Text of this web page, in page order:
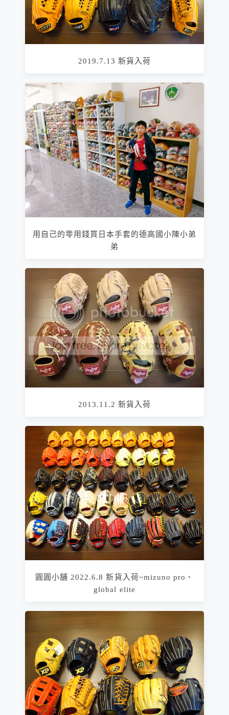
2019.7.13 新貨入荷
用自己的零用錢買日本手套的德高國小陳小弟
弟
2013.11.2 新貨入荷
圓圓小舖 2022.6.8 新貨入荷~mizuno pro、
global elite